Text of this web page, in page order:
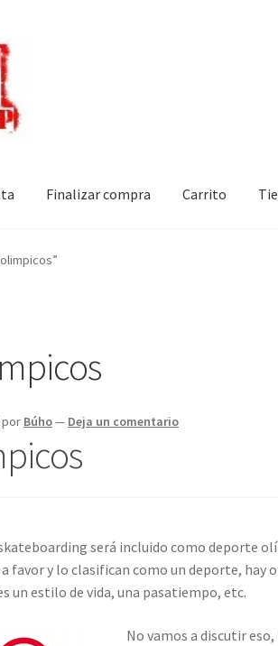
Finalizar compra Carrito
por Búho— Deja un comentario
será incluido como deporte
favor y lo clasifican como un deporte, hay
un estilo de vida, una pasatiempo, etc.
No vamos a discutir